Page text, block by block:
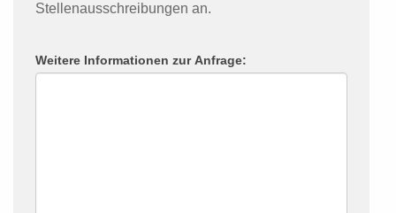
Stellenausschreibungen an.
Weitere Informationen zur Anfrage: